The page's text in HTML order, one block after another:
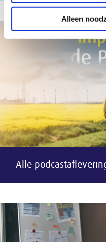
Alleen
Alle